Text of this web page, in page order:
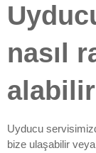
nasıl
Uyducu
bize ulaşabilir